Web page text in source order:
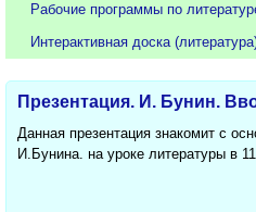
Рабочие программы по
Интерактивная доска
Презентация. И. Бунин.
Данная презентация знакомит с
И.Бунина. на уроке литературы в